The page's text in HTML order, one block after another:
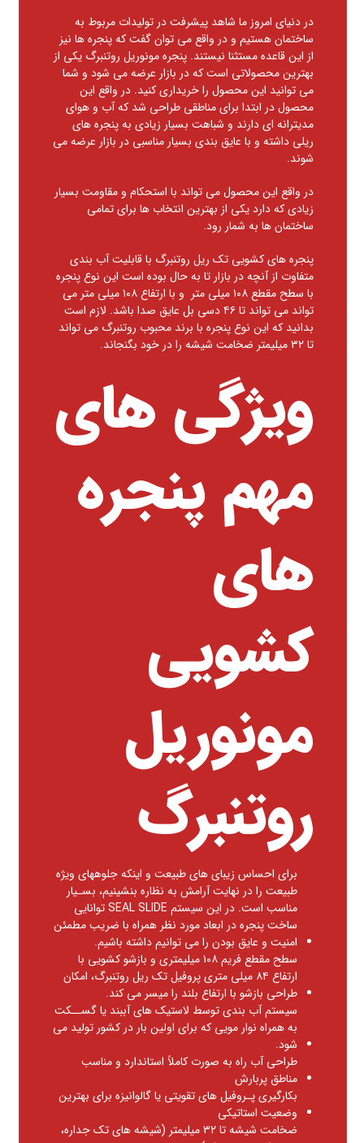
در دنیای امروز ما شاهد پیشرفت در تولیدات مربوط به
ساختمان هستیم و در واقع می توان گفت که پنجره ها نیز
از این قاعده مستثنا نیستند. پنجره مونوریل روتنبرگ یکی از
بهترین محصولاتی است که در بازار عرضه می شود و شما
می توانید این محصول را خریداری کنید. در واقع این
محصول در ابتدا برای مناطقی طراحی شد که آب و هوای
مدیترانه ای دارند و شباهت بسیار زیادی به پنجره های
ریلی داشته و با عایق بندی بسیار مناسبی در بازار عرضه می
شوند.
در واقع این محصول می تواند با استحکام و مقاومت بسیار
زیادی که دارد یکی از بهترین انتخاب ها برای تمامی
ساختمان ها به شمار رود.
پنجره های کشویی تک ریل روتنبرگ با قابلیت آب بندی
متفاوت از آنچه در بازار تا به حال بوده است این نوع پنجره
با سطح مقطع ۱۰۸ میلی متر و با ارتفاع ۱۰۸ میلی متر می
تواند می تواند تا ۴۶ دسی بل عایق صدا باشد. لازم است
بدانید که این نوع پنجره با برند محبوب روتنبرگ می تواند
تا ۳۲ میلیمتر ضخامت شیشه را در خود بگنجاند.
ویژگی های
مهم پنجره
های
کشویی
مونوریل
روتنبرگ
براي احساس زیبای های طبیعت و اینکه جلوههاي ویژه
طبیعت را در نهایت آرامش به نظاره بنشینیم، بسـیار
مناسب است. در این سیستم SEAL SLIDE توانایی
ساخت پنجره در ابعاد مورد نظر همراه با ضریب مطمئن
امنیت و عایق بودن را می توانیم داشته باشیم.
سطح مقطع فریم ۱۰۸ میلیمتری و بازشو کشویی با
ارتفاع ۸۴ میلی متری پروفیل تک ریل روتنبرگ، امکان
طراحی بازشو با ارتفاع بلند را میسر می کند.
سیستم آب بندی توسط لاستیک های آببند یا گســکت
به همراه نوار مویی که برای اولین بار در کشور تولید می
شود.
طراحی آب راه به صورت کاملاً استاندارد و مناسب
مناطق پربارش
بکارگیری پـروفیل های تقویتی یا گالوانیزه برای بهترین
وضعیت استاتیکی
ضخامت شیشه تا ۳۲ میلیمتر (شیشه های تک جداره،